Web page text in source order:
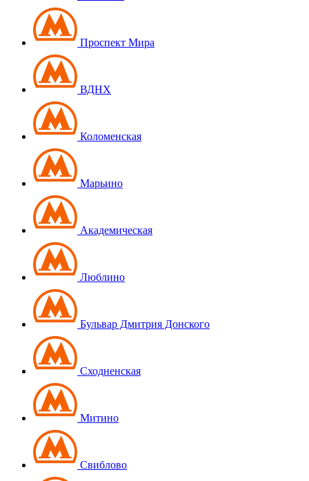
Проспект Мира
ВДНХ
Коломенская
Марьино
Академическая
Люблино
Бульвар Дмитрия Донского
Сходненская
Митино
Свиблово